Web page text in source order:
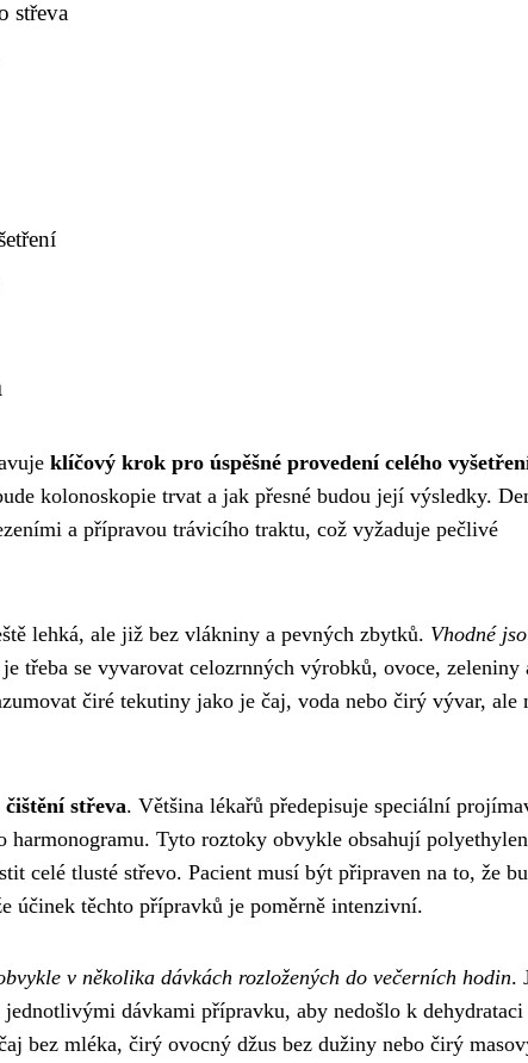
střeva
klíčový krok pro úspěšné provedení celého
kolonoskopie trvat a jak přesné budou její výsledky.
a přípravou trávicího traktu, což vyžaduje pečlivé
lehká, ale již bez vlákniny a pevných zbytků. Vhodné
je třeba se vyvarovat celozrnných výrobků, ovoce, zeleniny
čiré tekutiny jako je čaj, voda nebo čirý vývar, ale
střeva. Většina lékařů předepisuje speciální
harmonogramu. Tyto roztoky obvykle obsahují
celé tlusté střevo. Pacient musí být připraven na to, že
účinek těchto přípravků je poměrně intenzivní.
v několika dávkách rozložených do večerních hodin.
dávkami přípravku, aby nedošlo k dehydrataci
bez mléka, čirý ovocný džus bez dužiny nebo čirý